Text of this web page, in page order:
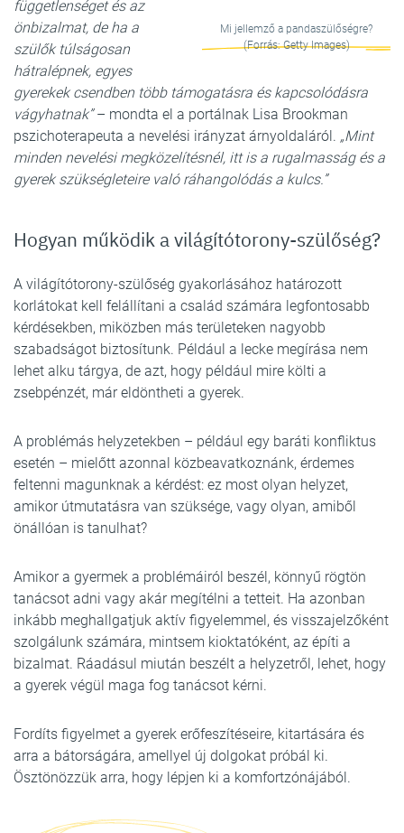
Mi jellemző a pandaszülőségre?
(Forrás: Getty Images)
függetlenséget és az
önbizalmat, de ha a
szülők túlságosan
hátralépnek, egyes
gyerekek csendben több támogatásra és kapcsolódásra
vágyhatnak”– mondta el a portálnak Lisa Brookman
pszichoterapeuta a nevelési irányzat árnyoldaláról. „Mint
minden nevelési megközelítésnél, itt is a rugalmasság és a
gyerek szükségleteire való ráhangolódás a kulcs.”
Hogyan működik a világítótorony-szülőség?
A világítótorony-szülőség gyakorlásához határozott
korlátokat kell felállítani a család számára legfontosabb
kérdésekben, miközben más területeken nagyobb
szabadságot biztosítunk. Például a lecke megírása nem
lehet alku tárgya, de azt, hogy például mire költi a
zsebpénzét, már eldöntheti a gyerek.
A problémás helyzetekben – például egy baráti konfliktus
esetén – mielőtt azonnal közbeavatkoznánk, érdemes
feltenni magunknak a kérdést: ez most olyan helyzet,
amikor útmutatásra van szüksége, vagy olyan, amiből
önállóan is tanulhat?
Amikor a gyermek a problémáiról beszél, könnyű rögtön
tanácsot adni vagy akár megítélni a tetteit. Ha azonban
inkább meghallgatjuk aktív figyelemmel, és visszajelzőként
szolgálunk számára, mintsem kioktatóként, az építi a
bizalmat. Ráadásul miután beszélt a helyzetről, lehet, hogy
a gyerek végül maga fog tanácsot kérni.
Fordíts figyelmet a gyerek erőfeszítéseire, kitartására és
arra a bátorságára, amellyel új dolgokat próbál ki.
Ösztönözzük arra, hogy lépjen ki a komfortzónájából.